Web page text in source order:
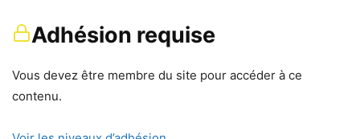
Adhésion requise
Vous devez être membre du site pour accéder à ce
contenu.